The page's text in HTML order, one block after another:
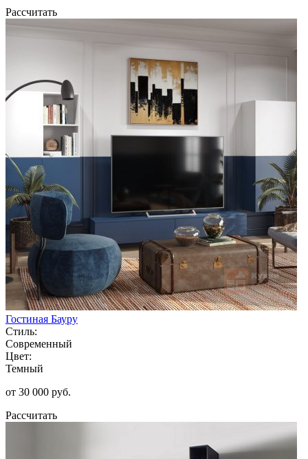
Рассчитать
Гостиная Бауру
Стиль:
Современный
Цвет:
Темный
от 30 000 руб.
Рассчитать